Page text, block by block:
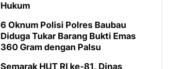
Hukum
6 Oknum Polisi Polres Baubau
Diduga Tukar Barang Bukti Emas
360 Gram dengan Palsu
Semarak HUT RI ke-81, Dinas